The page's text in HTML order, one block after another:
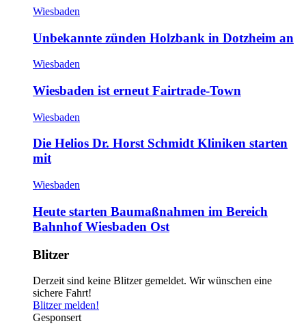
Wiesbaden
Unbekannte zünden Holzbank in Dotzheim an
Wiesbaden
Wiesbaden ist erneut Fairtrade-Town
Wiesbaden
Die Helios Dr. Horst Schmidt Kliniken starten
mit
Wiesbaden
Heute starten Baumaßnahmen im Bereich
Bahnhof Wiesbaden Ost
Blitzer
Derzeit sind keine Blitzer gemeldet. Wir wünschen eine
sichere Fahrt!
Blitzer melden!
Gesponsert